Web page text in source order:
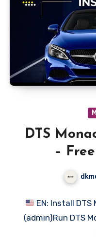
DTS
–
EN: Install
(admin)Run DTS